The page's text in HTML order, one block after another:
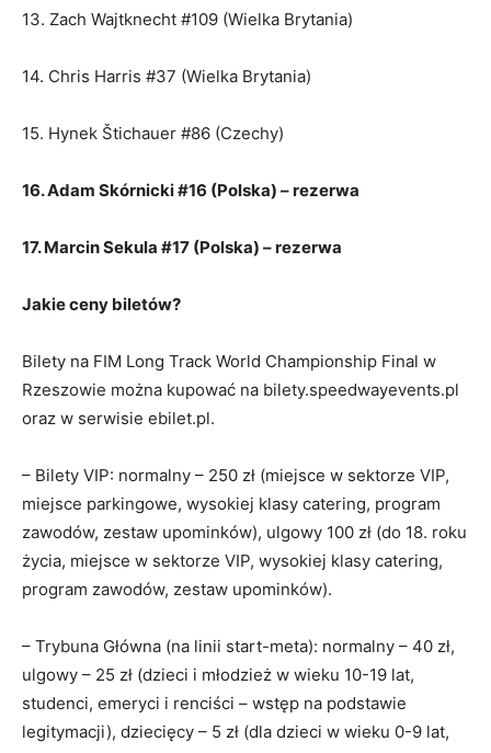
13. Zach Wajtknecht #109 (Wielka Brytania)
14. Chris Harris #37 (Wielka Brytania)
15. Hynek Štichauer #86 (Czechy)
16. Adam Skórnicki #16 (Polska) – rezerwa
17. Marcin Sekula #17 (Polska) – rezerwa
Jakie ceny biletów?
Bilety na FIM Long Track World Championship Final w
Rzeszowie można kupować na bilety.speedwayevents.pl
oraz w serwisie ebilet.pl.
– Bilety VIP: normalny – 250 zł (miejsce w sektorze VIP,
miejsce parkingowe, wysokiej klasy catering, program
zawodów, zestaw upominków), ulgowy 100 zł (do 18. roku
życia, miejsce w sektorze VIP, wysokiej klasy catering,
program zawodów, zestaw upominków).
– Trybuna Główna (na linii start-meta): normalny – 40 zł,
ulgowy – 25 zł (dzieci i młodzież w wieku 10-19 lat,
studenci, emeryci i renciści – wstęp na podstawie
legitymacji), dziecięcy – 5 zł (dla dzieci w wieku 0-9 lat,